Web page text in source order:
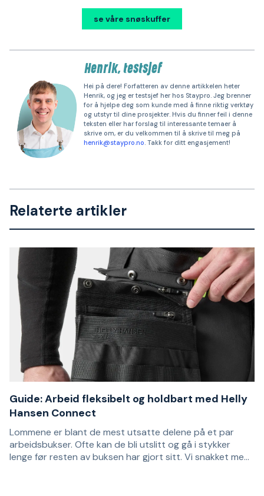
se våre snøskuffer
Henrik, testsjef
Hei på dere! Forfatteren av denne artikkelen heter
Henrik, og jeg er testsjef her hos Staypro. Jeg brenner
for å hjelpe deg som kunde med å finne riktig verktøy
og utstyr til dine prosjekter. Hvis du finner feil i denne
teksten eller har forslag til interessante temaer å
skrive om, er du velkommen til å skrive til meg på
henrik@staypro.no. Takk for ditt engasjement!
Relaterte artikler
Guide: Arbeid fleksibelt og holdbart med Helly
Hansen Connect
Lommene er blant de mest utsatte delene på et par
arbeidsbukser. Ofte kan de bli utslitt og gå i stykker
lenge før resten av buksen har gjort sitt. Vi snakket med